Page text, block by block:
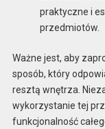
praktyczne i
przedmiotów.
Ważne jest, aby
sposób, który
resztą wnętrza.
wykorzystanie tej
funkcjonalność